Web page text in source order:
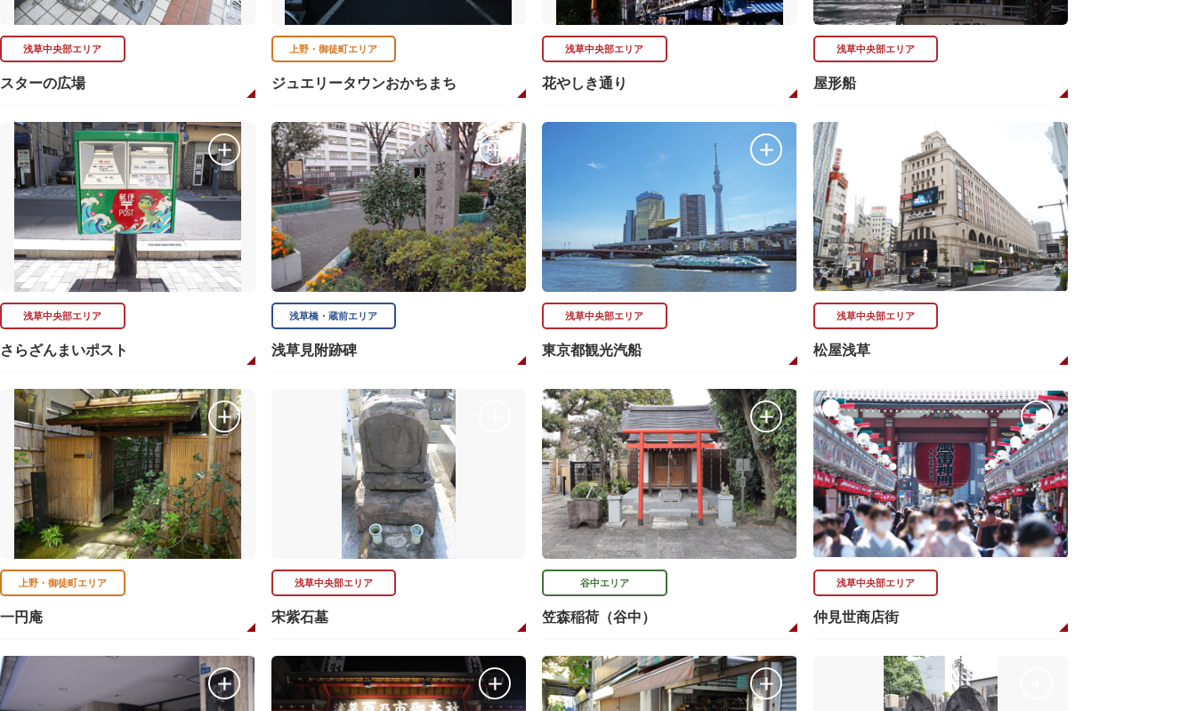
浅草中央部エリア
スターの広場
上野・御徒町エリア
ジュエリータウンおかちまち
浅草中央部エリア
花やしき通り
浅草中央部エリア
屋形船
浅草中央部エリア
さらざんまいポスト
浅草橋・蔵前エリア
浅草見附跡碑
浅草中央部エリア
東京都観光汽船
浅草中央部エリア
松屋浅草
上野・御徒町エリア
一円庵
浅草中央部エリア
宋紫石墓
谷中エリア
笠森稲荷（谷中）
浅草中央部エリア
仲見世商店街